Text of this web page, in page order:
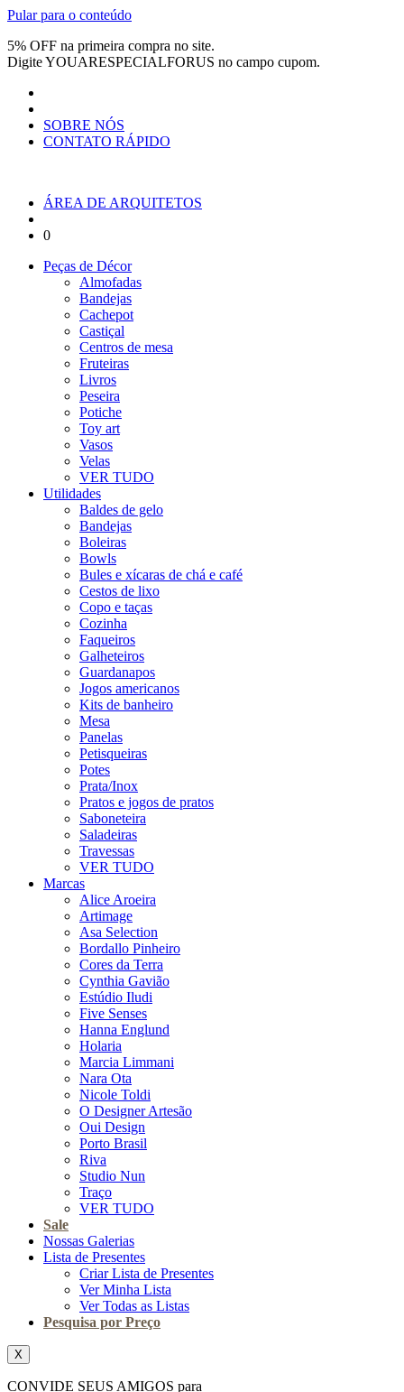
Pular para o conteúdo
5% OFF na primeira compra no site.
DigiteYOUARESPECIALFORUS no campo cupom.
SOBRE NÓS
CONTATO RÁPIDO
ÁREA DE ARQUITETOS
0
Peças de Décor
Almofadas
Bandejas
Cachepot
Castiçal
Centros de mesa
Fruteiras
Livros
Peseira
Potiche
Toy art
Vasos
Velas
VER TUDO
Utilidades
Baldes de gelo
Bandejas
Boleiras
Bowls
Bules e xícaras de chá e café
Cestos de lixo
Copo e taças
Cozinha
Faqueiros
Galheteiros
Guardanapos
Jogos americanos
Kits de banheiro
Mesa
Panelas
Petisqueiras
Potes
Prata/Inox
Pratos e jogos de pratos
Saboneteira
Saladeiras
Travessas
VER TUDO
Marcas
Alice Aroeira
Artimage
Asa Selection
Bordallo Pinheiro
Cores da Terra
Cynthia Gavião
Estúdio Iludi
Five Senses
Hanna Englund
Holaria
Marcia Limmani
Nara Ota
Nicole Toldi
O Designer Artesão
Oui Design
Porto Brasil
Riva
Studio Nun
Traço
VER TUDO
Sale
Nossas Galerias
Lista de Presentes
Criar Lista de Presentes
Ver Minha Lista
Ver Todas as Listas
Pesquisa por Preço
X
CONVIDE SEUS AMIGOS para